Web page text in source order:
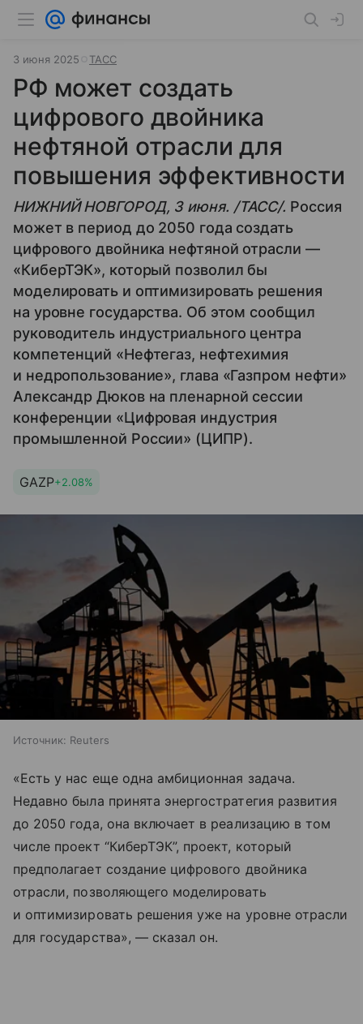
3 июня 2025 ТАСС
РФ может создать
цифрового двойника
нефтяной отрасли для
повышения эффективности
НИЖНИЙ НОВГОРОД, 3 июня. /ТАСС/. Россия
может в период до 2050 года создать
цифрового двойника нефтяной отрасли —
«КиберТЭК», который позволил бы
моделировать и оптимизировать решения
на уровне государства. Об этом сообщил
руководитель индустриального центра
компетенций «Нефтегаз, нефтехимия
и недропользование», глава «Газпром нефти»
Александр Дюков на пленарной сессии
конференции «Цифровая индустрия
промышленной России» (ЦИПР).
GAZP+2.08%
Источник: Reuters
«Есть у нас еще одна амбиционная задача.
Недавно была принята энергостратегия развития
до 2050 года, она включает в реализацию в том
числе проект “КиберТЭК”, проект, который
предполагает создание цифрового двойника
отрасли, позволяющего моделировать
и оптимизировать решения уже на уровне отрасли
для государства», — сказал он.